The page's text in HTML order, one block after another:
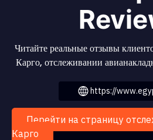
Читайте реальные отзывы
Карго, отслеживании
https://
Перейти на страницу
Карго